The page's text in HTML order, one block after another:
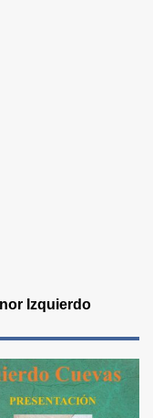
Izquierdo